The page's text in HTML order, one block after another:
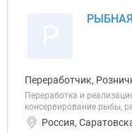
Переработчик,
Переработка и
консервирование рыбы,
Россия,